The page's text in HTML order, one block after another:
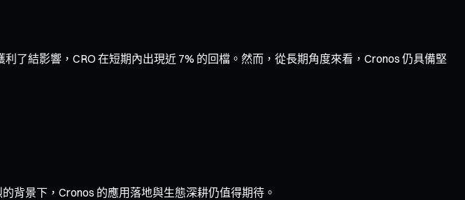
了結影響，CRO 在短期內出現近 7% 的回檔。然而，從長期角度來看，Cronos 仍具備堅
背景下，Cronos 的應用落地與生態深耕仍值得期待。